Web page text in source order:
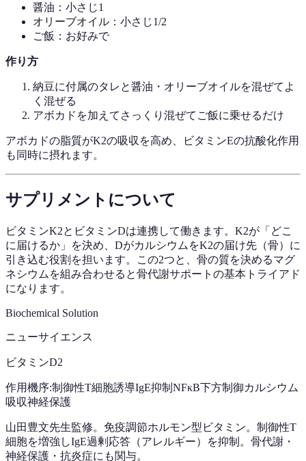
醤油：小さじ1
オリーブオイル：小さじ1/2
ご飯：お好みで
作り方
納豆に付属のタレと醤油・オリーブオイルを混ぜてよ
く混ぜる
アボカドを加えてさっくり混ぜてご飯に乗せるだけ
アボカドの脂質がK2の吸収を高め、ビタミンEの抗酸化作用
も同時に摂れます。
サプリメントについて
ビタミンK2とビタミンDは連携して働きます。K2が「どこ
に届けるか」を決め、DがカルシウムをK2の届け先（骨）に
引き込む役割を担います。この2つと、骨の質を決めるマグ
ネシウムを組み合わせると骨代謝サポートの基本トライアド
になります。
Biochemical Solution
ニューサイエンス
ビタミンD2
作用機序:制御性T細胞誘導IgE抑制 NFκB下方制御カルシウム
吸収神経保護
山田豊文先生監修。免疫調節ホルモン型ビタミン。制御性T
細胞を増強しIgE過剰応答（アレルギー）を抑制。骨代謝・
神経保護・抗炎症にも関与。